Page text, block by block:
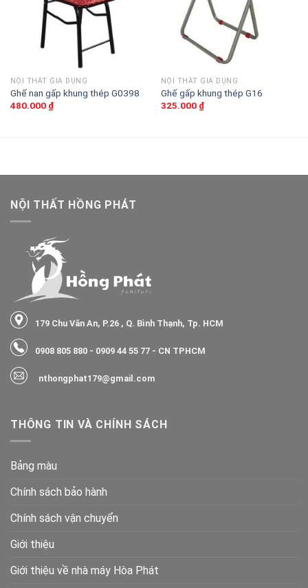
NỘI THẤT GIA DỤNG
Ghế nan gấp khung thép G0398
480.000 ₫
NỘI THẤT GIA DỤNG
Ghế gấp khung thép G16
325.000 ₫
NỘI THẤT HỒNG PHÁT
179 Chu Văn An, P.26 , Q. Bình Thạnh, Tp. HCM
0908 805 880 - 0909 44 55 77 - CN TPHCM
nthongphat179@gmail.com
THÔNG TIN VÀ CHÍNH SÁCH
Bảng màu
Chính sách bảo hành
Chính sách vận chuyển
Giới thiệu
Giới thiệu về nhà máy Hòa Phát